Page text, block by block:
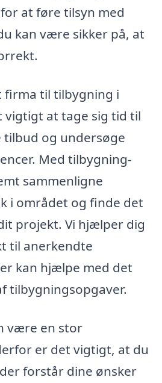
at føre tilsyn med
kan være sikker på, at
til tilbygning i
vigtigt at tage sig tid til
og undersøge
Med tilbygning-
sammenligne
i området og finde det
projekt. Vi hjælper dig
til anerkendte
kan hjælpe med det
tilbygningsopgaver.
være en stor
er det vigtigt, at du
forstår dine ønsker